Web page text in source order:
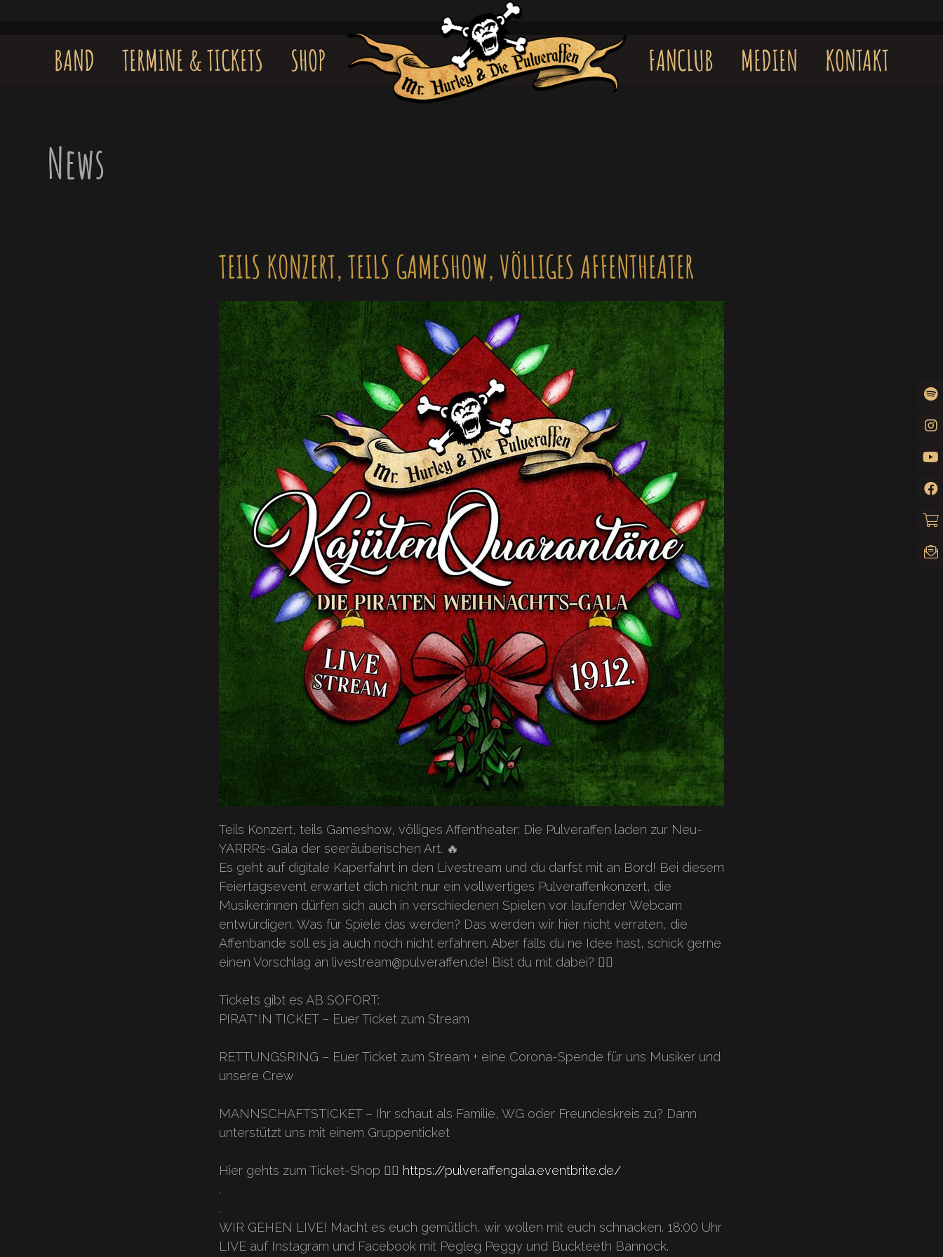
BAND TERMINE & TICKETS SHOP FANCLUB MEDIEN KONTAKT
News
TEILS KONZERT, TEILS GAMESHOW, VÖLLIGES AFFENTHEATER
Teils Konzert, teils Gameshow, völliges Affentheater: Die Pulveraffen laden zur Neu-
YARRRs-Gala der seeräuberischen Art. 🔥
Es geht auf digitale Kaperfahrt in den Livestream und du darfst mit an Bord! Bei diesem
Feiertagsevent erwartet dich nicht nur ein vollwertiges Pulveraffenkonzert, die
Musiker:innen dürfen sich auch in verschiedenen Spielen vor laufender Webcam
entwürdigen. Was für Spiele das werden? Das werden wir hier nicht verraten, die
Affenbande soll es ja auch noch nicht erfahren. Aber falls du ne Idee hast, schick gerne
einen Vorschlag an livestream@pulveraffen.de! Bist du mit dabei? 🏴‍☠️
Tickets gibt es AB SOFORT:
PIRAT*IN TICKET – Euer Ticket zum Stream
RETTUNGSRING – Euer Ticket zum Stream + eine Corona-Spende für uns Musiker und
unsere Crew
MANNSCHAFTSTICKET – Ihr schaut als Familie, WG oder Freundeskreis zu? Dann
unterstützt uns mit einem Gruppenticket
Hier gehts zum Ticket-Shop 👉🏻 https://pulveraffengala.eventbrite.de/
.⠀⠀⠀⠀⠀⠀⠀⠀⠀⠀⠀
.⠀⠀⠀⠀⠀⠀⠀⠀⠀⠀
WIR GEHEN LIVE! Macht es euch gemütlich, wir wollen mit euch schnacken. 18:00 Uhr
LIVE auf Instagram und Facebook mit Pegleg Peggy und Buckteeth Bannock.